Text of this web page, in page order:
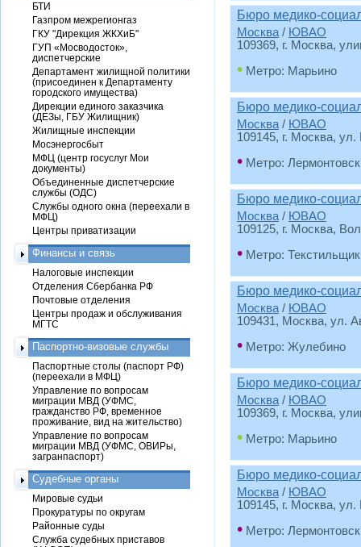
Бюро медико-
Москва / ЮВАО
109369, г. Москва,
• Метро: Марьино
Бюро медико-
Москва / ЮВАО
109145, г. Москва,
• Метро:
Бюро медико-
Москва / ЮВАО
109125, г. Москва,
• Метро:
Бюро медико-
Москва / ЮВАО
109431, Москва, ул.
• Метро: Жулебино
Бюро медико-
Москва / ЮВАО
109369, г. Москва,
• Метро: Марьино
Бюро медико-
Москва / ЮВАО
109145, г. Москва,
• Метро:
БТИ
Газпром межрегионгаз
ГКУ "Дирекция ЖКХиБ"
ГУП «Мосводосток»,
диспетчерские
Департамент жилищной политики
(присоединен к Департаменту
городского имущества)
Дирекции единого заказчика
(ДЕЗы, ГБУ Жилищник)
Жилищные инспекции
Мосэнергосбыт
МФЦ (центр госуслуг Мои
документы)
Объединенные диспетчерские
службы (ОДС)
Службы одного окна (переехали в
МФЦ)
Центры приватизации
Финансы и связь
Налоговые инспекции
Отделения Сбербанка РФ
Почтовые отделения
Центры продаж и обслуживания
МГТС
Паспортно-визовые службы
Паспортные столы (паспорт РФ)
(переехали в МФЦ)
Управление по вопросам
миграции МВД (УФМС,
гражданство РФ, временное
проживание, вид на жительство)
Управление по вопросам
миграции МВД (УФМС, ОВИРы,
загранпаспорт)
Судебные органы
Мировые судьи
Прокуратуры по округам
Районные суды
Служба судебных приставов